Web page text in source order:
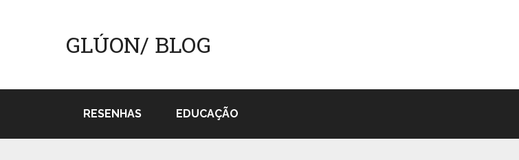
GLÚON/ BLOG
RESENHAS EDUCAÇÃO